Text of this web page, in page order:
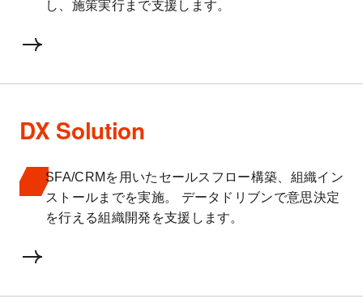
し、施策実行まで支援します。
DX Solution
SFA/CRMを用いたセールスフロー構築、組織イン
ストールまでを実施。 データドリブンで意思決定
を行える組織開発を支援します。